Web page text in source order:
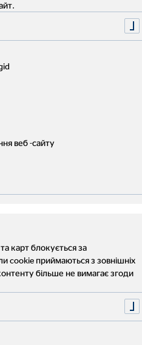
свою
кар’єру з
та виконання
- ось що робить роботу
такою особливою. Тільки
особистий прогрес з нами.
вже не приносить радості, і
бути більш
та
Вам до нас!
для співпраці
веб -сайту
карт блокується за
cookie приймаються з зовнішніх
більше не вимагає згоди